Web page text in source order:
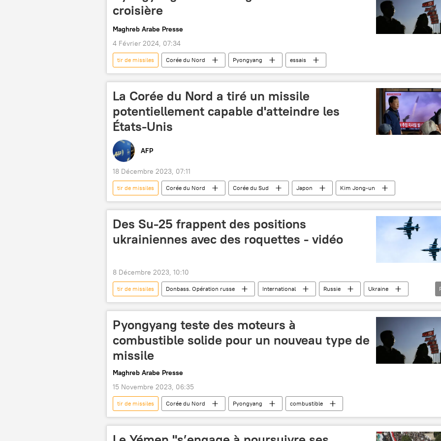
croisière
Maghreb Arabe Presse
4 Février 2024, 07:34
tir de missiles Corée du Nord Pyongyang essais
La Corée du Nord a tiré un missile
potentiellement capable d'atteindre les
États-Unis
AFP
18 Décembre 2023, 07:11
tir de missiles Corée du Nord Corée du Sud Japon Kim Jong-un
Des Su-25 frappent des positions
ukrainiennes avec des roquettes - vidéo
8 Décembre 2023, 10:10
tir de missiles Donbass. Opération russe International Russie
Ukraine
conflit ukrainien
Su-25 ministère russe de la Défense
Pyongyang teste des moteurs à
combustible solide pour un nouveau type de
missile
Maghreb Arabe Presse
15 Novembre 2023, 06:35
tir de missiles Corée du Nord Pyongyang combustible